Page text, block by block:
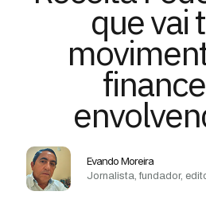
que vai
Evando Moreira
Jornalista, fundador,